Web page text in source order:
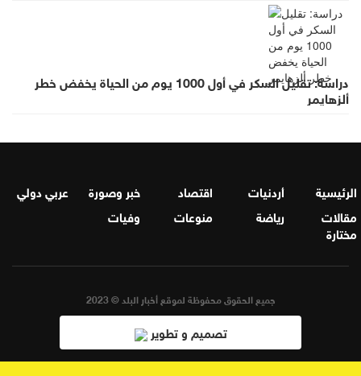
دراسة: تقليل السكر في أول 1000 يوم من الحياة يخفض خطر
ألزهايمر
الرئيسية أردنيات اقتصاد خبر وصورة
عربي دولي
مقالات
مختارة
رياضة منوعات وفيات
جميع الحقوق محفوظة لموقع أخبار البلد © 2023
تصميم و تطوير